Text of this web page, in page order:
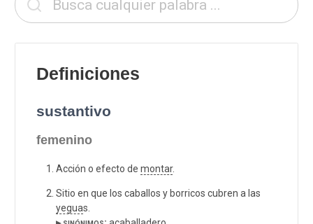
Definiciones
sustantivo
femenino
Acción o efecto de montar.
Sitio en que los caballos y borricos cubren a las
yeguas.